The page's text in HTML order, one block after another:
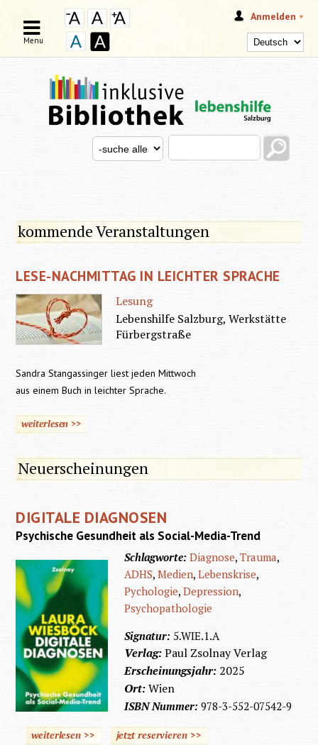
Anmelden
SUCHFORMULAR
Search this site
Search for
Menu
kommende Veranstaltungen
LESE-NACHMITTAG IN LEICHTER SPRACHE
Lesung
Lebenshilfe Salzburg, Werkstätte
Fürbergstraße
Sandra Stangassinger liest jeden Mittwoch
aus einem Buch in leichter Sprache.
weiterlesen >>
Neuerscheinungen
DIGITALE DIAGNOSEN
Psychische Gesundheit als Social-Media-Trend
Schlagworte:Diagnose,Trauma,
ADHS,Medien,Lebenskrise,
Pychologie,Depression,
Psychopathologie
Signatur: 5.WIE.1.A
Verlag:Paul Zsolnay Verlag
Erscheinungsjahr: 2025
Ort:Wien
ISBN Nummer:978-3-552-07542-9
weiterlesen >> jetzt reservieren >>